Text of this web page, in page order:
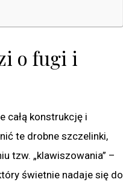
o fugi i
całą konstrukcję i
te drobne szczelinki,
tzw. „klawiszowania” –
świetnie nadaje się do